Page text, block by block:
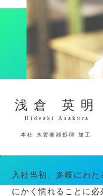
浅倉 英明
Hideaki Asakura
本社 木管楽器処理 加工
入社当初、多岐にわ
にかく慣れることに必